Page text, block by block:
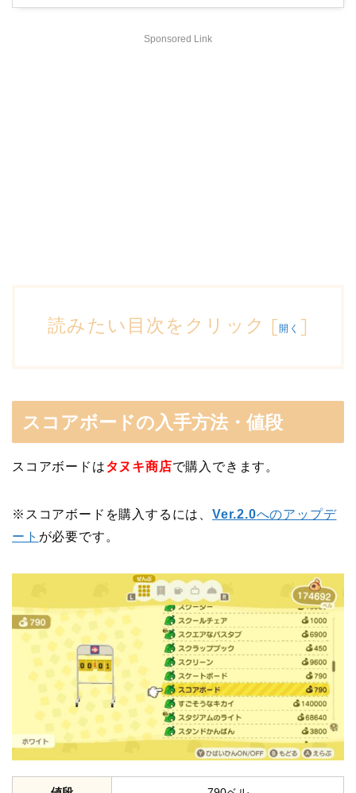
Sponsored Link
読みたい目次をクリック [開く ]
スコアボードの入手方法・値段
スコアボードはタヌキ商店で購入できます。
※スコアボードを購入するには、 Ver.2.0へのアップデ
ート が必要です。